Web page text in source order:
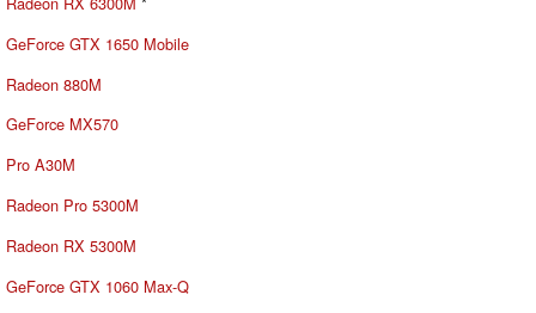
GeForce GTX 1650 Mobile
Radeon 880M
GeForce MX570
Pro A30M
Radeon Pro 5300M
Radeon RX 5300M
GeForce GTX 1060 Max-Q